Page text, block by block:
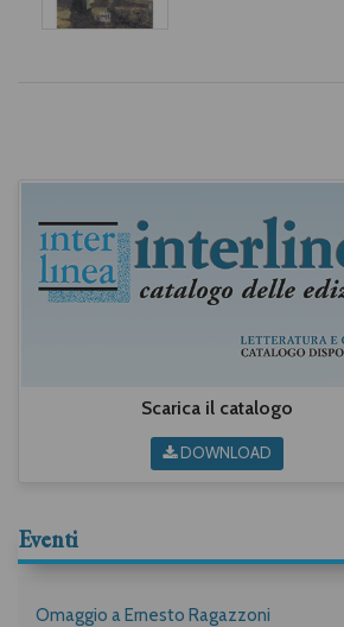
Scarica il catalogo
DOWNLOAD
Eventi
Omaggio a Ernesto Ragazzoni